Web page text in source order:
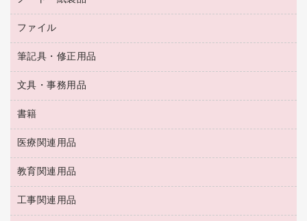
トイレ用洗剤
ティッシュペーパー
ダストボックス
タオル・アメニティ用品
スリッパ・サンダル・シューズ
スポーツ・レジャー用品
ゴミ袋
キッチン用品
シュレッダ
ＯＨＰ用品
デスクライト
アルバム
その他電化製品
キッチン・調理家電
ＯＡタップ／延長コード
ラベルテープ
その他電子文具
封筒
粘着メモ
伝票
典礼用品
帳簿
額縁
各種用紙
ルーズリーフ
ファイル
名刺整理用品
板目表紙・綴込表紙
背幅が伸びるファイル
統一伝票用ファイル
収納保存用品
レターファイル
リングファイル
筆記具・修正用品
万年筆
筆ペン
消しゴム
修正液・修正ペン
修正テープ
鉛筆
文具・事務用品
輪ゴム
両面テープ
名札
保管・整理用品
壁面／足元収納
書籍
パソコンソフト
医療関連用品
保健用品
使い捨て手袋
感染症対策用品
教育関連用品
教育関連用品
工事関連用品